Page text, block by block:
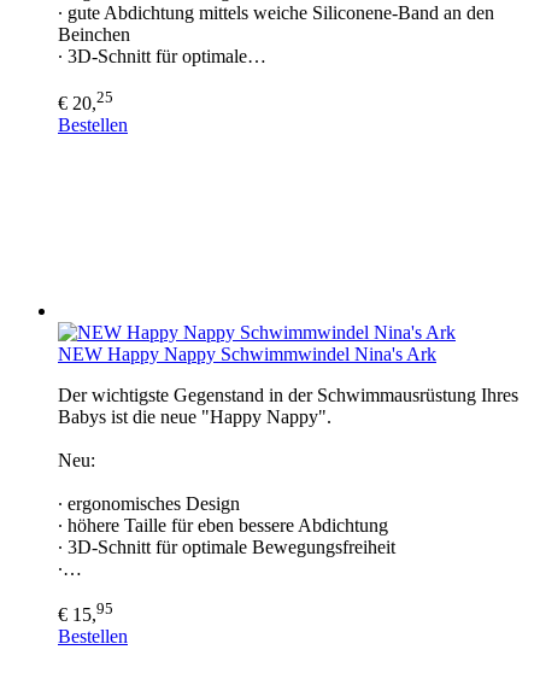
∙ gute Abdichtung mittels weiche Siliconene-Band an den
Beinchen
∙ 3D-Schnitt für optimale…
€ 20,25
Bestellen
NEW Happy Nappy Schwimmwindel Nina's Ark
Der wichtigste Gegenstand in der Schwimmausrüstung Ihres
Babys ist die neue "Happy Nappy".
Neu:
∙ ergonomisches Design
∙ höhere Taille für eben bessere Abdichtung
∙ 3D-Schnitt für optimale Bewegungsfreiheit
∙…
€ 15,95
Bestellen